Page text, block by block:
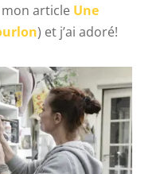
mon article Une
) et j’ai adoré!